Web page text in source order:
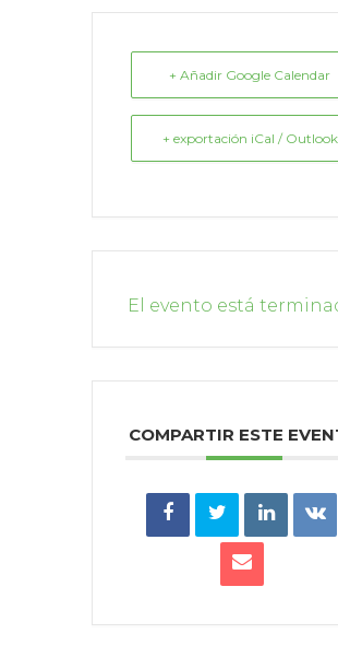
+ Añadir Google Calendar
+ exportación iCal / Outlook
El evento está
COMPARTIR ESTE